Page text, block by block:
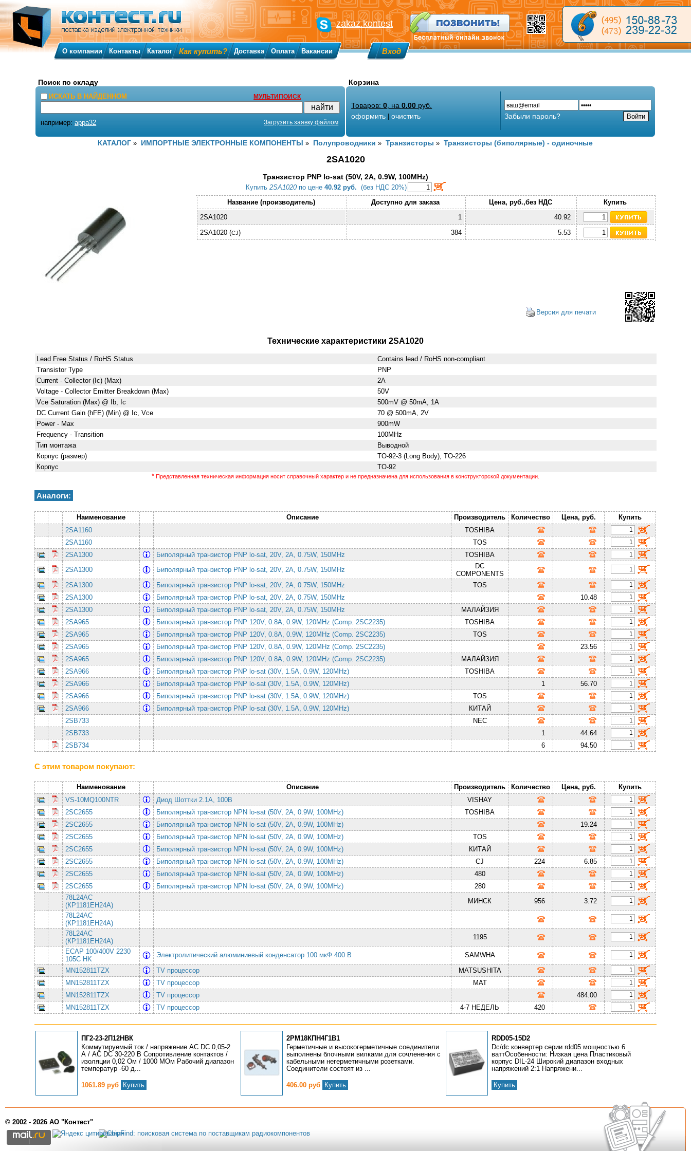
2SA1020
Транзистор PNP lo-sat (50V, 2A, 0.9W, 100MHz)
Купить 2SA1020по цене 40.92 руб. (без НДС 20%)
Название (производитель)
Доступно для заказа Цена, руб.,без НДС
Купить
2SA1020
1
40.92
2SA1020 (CJ) 384 5.53
Версия для печати
Технические характеристики 2SA1020
Lead Free Status / RoHS Status
Contains lead / RoHS non-compliant
Transistor Type
PNP
Current - Collector (Ic) (Max)
2A
Voltage - Collector Emitter Breakdown (Max)
50V
Vce Saturation (Max) @ Ib, Ic
500mV @ 50mA, 1A
DC Current Gain (hFE) (Min) @ Ic, Vce
70 @ 500mA, 2V
Power - Max
900mW
Frequency - Transition
100MHz
Тип монтажа
Выводной
Корпус (размер)
TO-92-3 (Long Body), TO-226
Корпус
TO-92
* Представленная техническая информация носит справочный характер и не предназначена для использования в конструкторской документации.
КАТАЛОГ » ИМПОРТНЫЕ ЭЛЕКТРОННЫЕ КОМПОНЕНТЫ » Полупроводники »Транзисторы »Транзисторы (биполярные) - одиночные
Аналоги:
Наименование Описание Производитель Количество Цена, руб.
Купить
2SA1160
TOSHIBA
2SA1160
TOS
2SA1300
Биполярный транзистор PNP lo-sat, 20V, 2A, 0.75W, 150MHz
TOSHIBA
2SA1300
Биполярный транзистор PNP lo-sat, 20V, 2A, 0.75W, 150MHz
DC
COMPONENTS
2SA1300
Биполярный транзистор PNP lo-sat, 20V, 2A, 0.75W, 150MHz
TOS
2SA1300
Биполярный транзистор PNP lo-sat, 20V, 2A, 0.75W, 150MHz
10.48
2SA1300
Биполярный транзистор PNP lo-sat, 20V, 2A, 0.75W, 150MHz
МАЛАЙЗИЯ
2SA965
Биполярный транзистор PNP 120V, 0.8A, 0.9W, 120MHz (Comp. 2SC2235)
TOSHIBA
2SA965
Биполярный транзистор PNP 120V, 0.8A, 0.9W, 120MHz (Comp. 2SC2235)
TOS
2SA965
Биполярный транзистор PNP 120V, 0.8A, 0.9W, 120MHz (Comp. 2SC2235)
23.56
2SA965
Биполярный транзистор PNP 120V, 0.8A, 0.9W, 120MHz (Comp. 2SC2235)
МАЛАЙЗИЯ
2SA966
Биполярный транзистор PNP lo-sat (30V, 1.5A, 0.9W, 120MHz)
TOSHIBA
2SA966
Биполярный транзистор PNP lo-sat (30V, 1.5A, 0.9W, 120MHz) 1
56.70
2SA966
Биполярный транзистор PNP lo-sat (30V, 1.5A, 0.9W, 120MHz)
TOS
2SA966
Биполярный транзистор PNP lo-sat (30V, 1.5A, 0.9W, 120MHz)
КИТАЙ
2SB733
NEC
2SB733
1
44.64
2SB734
6 94.50
С этим товаром покупают:
Наименование Описание Производитель Количество Цена, руб.
Купить
VS-10MQ100NTR
Диод Шоттки 2.1А, 100В
VISHAY
2SC2655
Биполярный транзистор NPN lo-sat (50V, 2A, 0.9W, 100MHz)
TOSHIBA
2SC2655
Биполярный транзистор NPN lo-sat (50V, 2A, 0.9W, 100MHz)
19.24
2SC2655
Биполярный транзистор NPN lo-sat (50V, 2A, 0.9W, 100MHz)
TOS
2SC2655
Биполярный транзистор NPN lo-sat (50V, 2A, 0.9W, 100MHz)
КИТАЙ
2SC2655
Биполярный транзистор NPN lo-sat (50V, 2A, 0.9W, 100MHz) CJ 224
6.85
2SC2655
Биполярный транзистор NPN lo-sat (50V, 2A, 0.9W, 100MHz)
480
2SC2655
Биполярный транзистор NPN lo-sat (50V, 2A, 0.9W, 100MHz)
280
78L24AC
(КР1181ЕН24А)
МИНСК 956
3.72
78L24AC
(КР1181ЕН24А)
78L24AC
(КР1181ЕН24А)
1195
ECAP 100/400V 2230
105C HK
Электролитический алюминиевый конденсатор 100 мкФ 400 В
SAMWHA
MN152811TZX
TV пpоцессоp
MATSUSHITA
MN152811TZX
TV пpоцессоp
MAT
MN152811TZX
TV пpоцессоp
484.00
MN152811TZX
TV пpоцессоp 4-7 НЕДЕЛЬ 420
ПГ2-23-2П12НВК
Коммутируемый ток / напряжение AC DC 0,05-2
А / AC DC 30-220 В Сопротивление контактов /
изоляции 0,02 Ом / 1000 МОм Рабочий диапазон
температур -60 д...
1061.89 руб Купить
2РМ18КПН4Г1В1
Герметичные и высокогерметичные соединители
выполнены блочными вилками для сочленения с
кабельными негерметичными розетками.
Соединители состоят из ...
406.00 руб Купить
RDD05-15D2
Dc/dc конвертер серии rdd05 мощностью 6
ваттОсобенности: Низкая цена Пластиковый
корпус DIL-24 Широкий диапазон входных
напряжений 2:1 Напряжени...
Купить
zakaz.kontest
О компании Контакты Каталог Как купить? Доставка Оплата Вакансии Вход
Поиск по складу
ИСКАТЬ В НАЙДЕННОМ МУЛЬТИПОИСК
например:appa32 Загрузить заявку файлом
Корзина
Товаров:0 , на0.00 руб.
оформить |очистить Забыли пароль?
© 2002 - 2026 АО "Контест"